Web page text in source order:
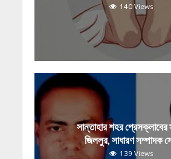
140 Views
সান্তাহার শহর প্রেসক্লাবের
জিললুর, সাধারণ সম্পাদক
139 Views